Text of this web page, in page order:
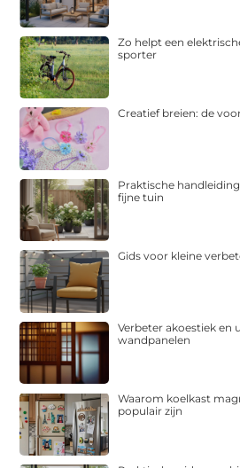
Zo helpt een
sporter
Creatief breien: de
Praktische
fijne tuin
Gids voor kleine
Verbeter akoestiek en
wandpanelen
Waarom koelkast
populair zijn